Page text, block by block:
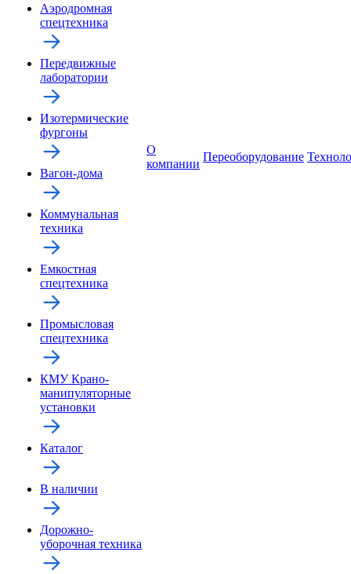
Аэродромная
спецтехника
Передвижные
лаборатории
Изотермические
фургоны
Вагон-дома
Коммунальная
техника
Емкостная
спецтехника
Промысловая
спецтехника
КМУ Крано-
манипуляторные
установки
Каталог
В наличии
Дорожно-
уборочная техника
О
компании
Переоборудование